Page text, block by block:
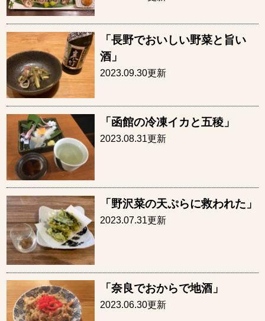
「長野でおいしい野菜と旨い
酒」
2023.09.30更新
「函館の冷凍イカと五稜」
2023.08.31更新
「野沢菜の天ぷらに救われた」
2023.07.31更新
「奈良でおからで地酒」
2023.06.30更新